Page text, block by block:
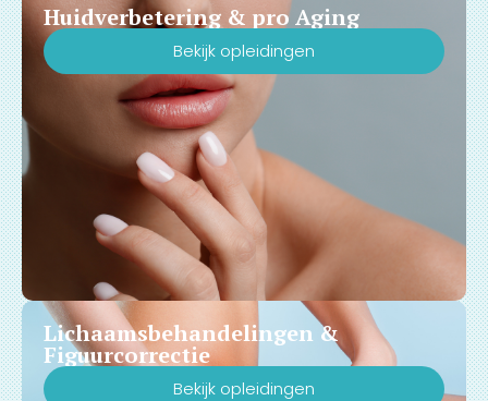
Huidverbetering & pro Aging
Bekijk opleidingen
Lichaamsbehandelingen &
Figuurcorrectie
Bekijk opleidingen